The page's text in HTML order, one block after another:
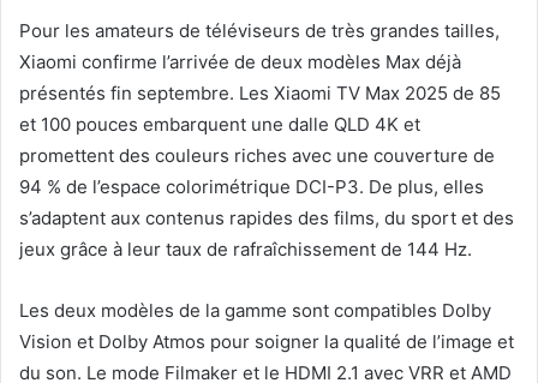
Pour les amateurs de téléviseurs de très grandes tailles,
Xiaomi confirme l’arrivée de deux modèles Max déjà
présentés fin septembre. Les Xiaomi TV Max 2025 de 85
et 100 pouces embarquent une dalle QLD 4K et
promettent des couleurs riches avec une couverture de
94 % de l’espace colorimétrique DCI-P3. De plus, elles
s’adaptent aux contenus rapides des films, du sport et des
jeux grâce à leur taux de rafraîchissement de 144 Hz.
Les deux modèles de la gamme sont compatibles Dolby
Vision et Dolby Atmos pour soigner la qualité de l’image et
du son. Le mode Filmaker et le HDMI 2.1 avec VRR et AMD